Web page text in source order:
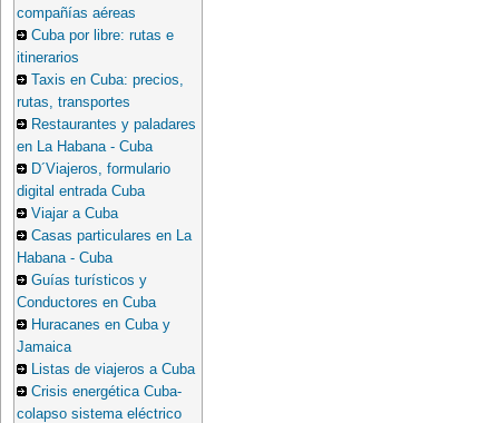
compañías aéreas
Cuba por libre: rutas e
itinerarios
Taxis en Cuba: precios,
rutas, transportes
Restaurantes y paladares
en La Habana - Cuba
D´Viajeros, formulario
digital entrada Cuba
Viajar a Cuba
Casas particulares en La
Habana - Cuba
Guías turísticos y
Conductores en Cuba
Huracanes en Cuba y
Jamaica
Listas de viajeros a Cuba
Crisis energética Cuba-
colapso sistema eléctrico